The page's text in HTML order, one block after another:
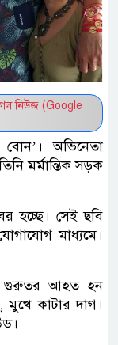
নিউজ (Google
বোন’। অভিনেতা
মর্মান্তিক সড়ক
হচ্ছে। সেই ছবি
মাধ্যমে।
গুরুতর আহত হন
মুখে কাটার দাগ।